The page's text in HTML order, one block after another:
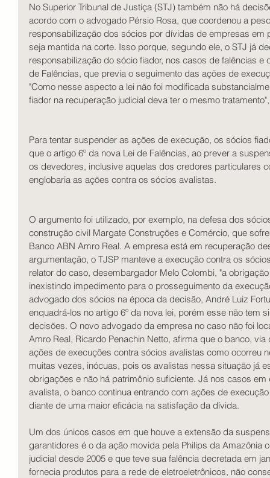
No Superior Tribunal de Justiça (STJ) também não há
acordo com o advogado Pérsio Rosa, que coordenou a
responsabilização dos sócios por dívidas de empresas
seja mantida na corte. Isso porque, segundo ele, o STJ já
responsabilização do sócio fiador, nos casos de falências
de Falências, que previa o seguimento das ações de
"Como nesse aspecto a lei não foi modificada
fiador na recuperação judicial deva ter o mesmo
Para tentar suspender as ações de execução, os sócios
que o artigo 6º da nova Lei de Falências, ao prever a
os devedores, inclusive aquelas dos credores particulares
englobaria as ações contra os sócios avalistas.
O argumento foi utilizado, por exemplo, na defesa dos
construção civil Margate Construções e Comércio, que
Banco ABN Amro Real. A empresa está em recuperação
argumentação, o TJSP manteve a execução contra os
relator do caso, desembargador Melo Colombi, "a
inexistindo impedimento para o prosseguimento da
advogado dos sócios na época da decisão, André Luiz
enquadrá-los no artigo 6º da nova lei, porém esse não tem
decisões. O novo advogado da empresa no caso não foi
Amro Real, Ricardo Penachin Netto, afirma que o banco,
ações de execuções contra sócios avalistas como ocorreu
muitas vezes, inócuas, pois os avalistas nessa situação já
obrigações e não há patrimônio suficiente. Já nos casos
avalista, o banco continua entrando com ações de
diante de uma maior eficácia na satisfação da dívida.
Um dos únicos casos em que houve a extensão da
garantidores é o da ação movida pela Philips da Amazônia
judicial desde 2005 e que teve sua falência decretada em
fornecia produtos para a rede de eletroeletrônicos, não